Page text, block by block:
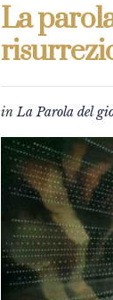
La
inLa Parola del